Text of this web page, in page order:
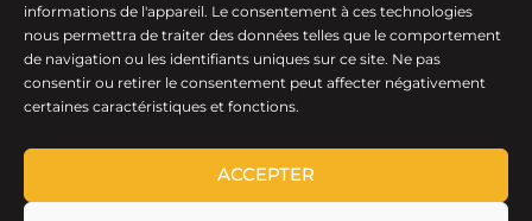
informations de l'appareil. Le consentement à ces technologies
nous permettra de traiter des données telles que le comportement
de navigation ou les identifiants uniques sur ce site. Ne pas
consentir ou retirer le consentement peut affecter négativement
certaines caractéristiques et fonctions.
ACCEPTER